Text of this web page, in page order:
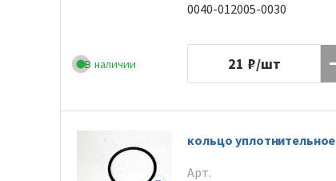
В наличии
0040-012005-0030
21 ₽/шт
кольцо уплотнительное
Арт.